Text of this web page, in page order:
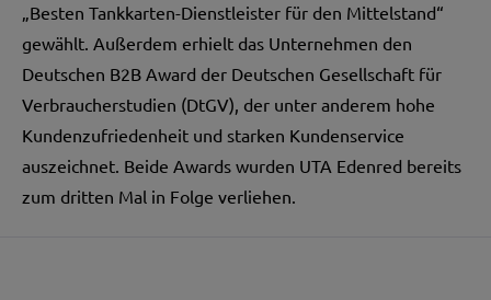
„Besten Tankkarten-Dienstleister für den Mittelstand“
gewählt. Außerdem erhielt das Unternehmen den
Deutschen B2B Award der Deutschen Gesellschaft für
Verbraucherstudien (DtGV), der unter anderem hohe
Kundenzufriedenheit und starken Kundenservice
auszeichnet. Beide Awards wurden UTA Edenred bereits
zum dritten Mal in Folge verliehen.